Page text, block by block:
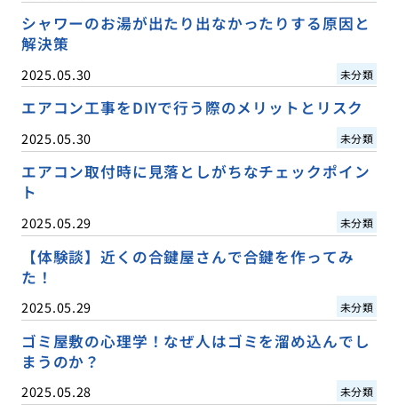
シャワーのお湯が出たり出なかったりする原因と
解決策
2025.05.30 未分類
エアコン工事をDIYで行う際のメリットとリスク
2025.05.30 未分類
エアコン取付時に見落としがちなチェックポイン
ト
2025.05.29 未分類
【体験談】近くの合鍵屋さんで合鍵を作ってみ
た！
2025.05.29 未分類
ゴミ屋敷の心理学！なぜ人はゴミを溜め込んでし
まうのか？
2025.05.28 未分類